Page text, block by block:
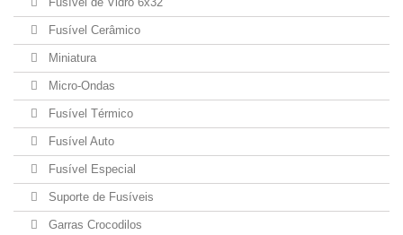
Fusível Cerâmico
Miniatura
Micro-Ondas
Fusível Térmico
Fusível Auto
Fusível Especial
Suporte de Fusíveis
Garras Crocodilos